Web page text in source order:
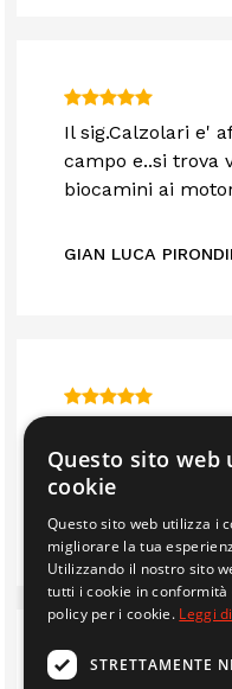
Il sig.Calzolari e'
campo e..si trova
biocamini ai
GIAN LUCA
Sono anni che
sempre trovato
IMMOBILIARE EDIL
Questo sito web
cookie
Questo sito web utilizza i
migliorare la tua
Utilizzando il nostro sito
tutti i cookie in conformità
policy per i cookie. Leggi
STRETTAMENTE